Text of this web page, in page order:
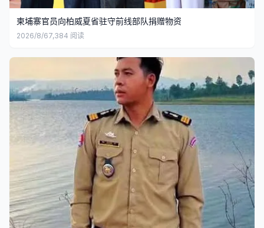
柬埔寨官员向柏威夏省驻守前线部队捐赠物资
2026/8/67,384 阅读